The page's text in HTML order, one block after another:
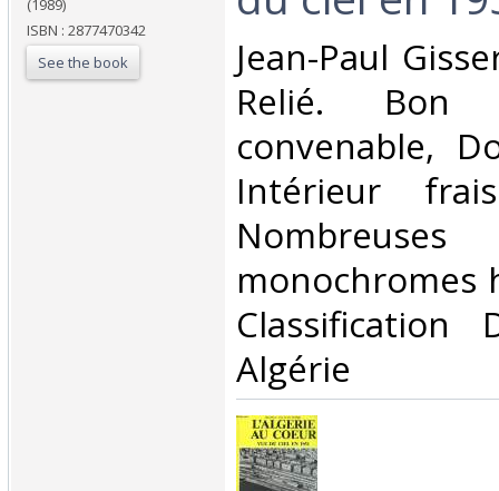
(1989)
ISBN : 2877470342
See the book
‎Jean-Paul
Relié. Bon
convenable,
Intérieur
monochromes
Classification
Algérie‎